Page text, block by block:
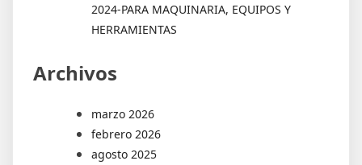
2024-PARA MAQUINARIA, EQUIPOS Y
HERRAMIENTAS
Archivos
marzo 2026
febrero 2026
agosto 2025